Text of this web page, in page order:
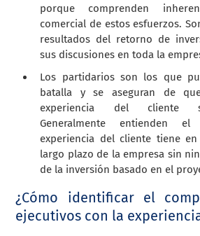
porque comprenden
comercial de estos esfuerzos.
resultados del retorno de
sus discusiones en toda la
Los partidarios son los que
batalla y se aseguran de
experiencia del cliente
Generalmente entienden
experiencia del cliente tiene
largo plazo de la empresa sin
de la inversión basado en el
¿Cómo identificar el
ejecutivos con la